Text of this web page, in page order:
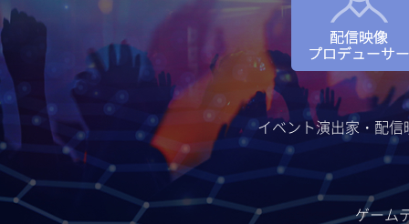
イベント演出家・配
ゲーム